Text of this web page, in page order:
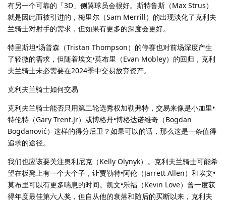
有另一个可靠的「3D」侧翼球员会很好。斯特鲁斯（Max Strus）
就是因此而被引进的，梅里尔（Sam Merrill）的出现淡化了克利夫
兰骑士对射手的需求，但如果有更多的深度会更好。
特里斯坦•汤普森（Tristan Thompson）的停赛也对前场深度产生
了轻微的需求，但随着埃文•莫布里（Evan Mobley）的回归，克利
夫兰骑士未必需要在2024季中交易放弃资产。
克利夫兰骑士如何交易
克利夫兰骑士能否只用第二轮选秀权加勒弗特，交易来像是小加里•
特伦特（Gary Trent.Jr）或博格丹•博格达诺维奇（Bogdan
Bogdanović）这样的得分后卫？如果可以的话，那么这是一条值得
追求的途径。
我们也应该要关注奥利尼克（Kelly Olynyk）。克利夫兰骑士可能希
望在板凳上有一个大个子，让贾勒特•阿伦（Jarrett Allen）和埃文•
莫布里可以有更多喘息的时间。凯文•乐福（Kevin Love）曾一度获
得年度最佳第六人奖，但自从他的衰落和随后的买断以来，克利夫